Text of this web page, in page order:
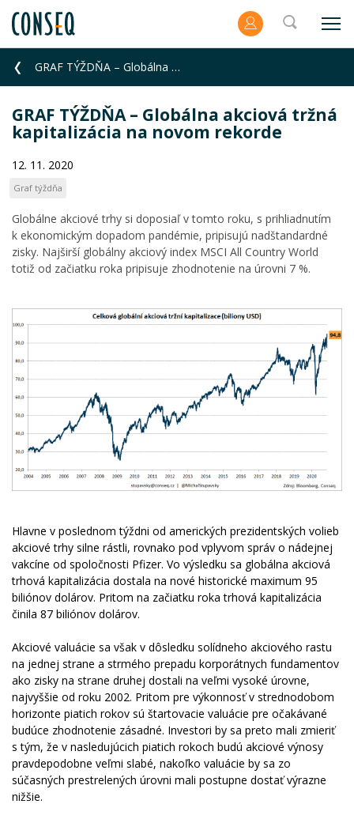
GRAF TÝŽDŇA – Globálna akciová tržná kapitalizácia na novom rekorde
GRAF TÝŽDŇA – Globálna akciová tržná
kapitalizácia na novom rekorde
12. 11. 2020
Graf týždňa
Globálne akciové trhy si doposiaľ v tomto roku, s prihliadnutím
k ekonomickým dopadom pandémie, pripisujú nadštandardné
zisky. Najširší globálny akciový index MSCI All Country World
totiž od začiatku roka pripisuje zhodnotenie na úrovni 7 %.
Hlavne v poslednom týždni od amerických prezidentských volieb
akciové trhy silne rástli, rovnako pod vplyvom správ o nádejnej
vakcíne od spoločnosti Pfizer. Vo výsledku sa globálna akciová
trhová kapitalizácia dostala na nové historické maximum 95
biliónov dolárov. Pritom na začiatku roka trhová kapitalizácia
činila 87 biliónov dolárov.
Akciové valuácie sa však v dôsledku solídneho akciového rastu
na jednej strane a strmého prepadu korporátnych fundamentov
ako zisky na strane druhej dostali na veľmi vysoké úrovne,
najvyššie od roku 2002. Pritom pre výkonnosť v strednodobom
horizonte piatich rokov sú štartovacie valuácie pre očakávané
budúce zhodnotenie zásadné. Investori by sa preto mali zmieriť
s tým, že v nasledujúcich piatich rokoch budú akciové výnosy
pravdepodobne veľmi slabé, nakoľko valuácie by sa zo
súčasných prestrelených úrovni mali postupne dostať výrazne
nižšie.